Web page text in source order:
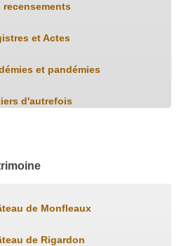
recensements
et Actes
et pandémies
d'autrefois
de Monfleaux
de Rigardon